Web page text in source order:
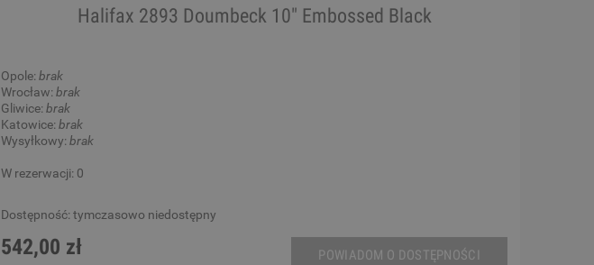
Halifax 2893 Doumbeck 10" Embossed Black
Opole:brak
Wrocław:brak
Gliwice:brak
Katowice:brak
Wysyłkowy:brak
W rezerwacji: 0
Dostępność: tymczasowo niedostępny
542,00 zł POWIADOM O DOSTĘPNOŚCI